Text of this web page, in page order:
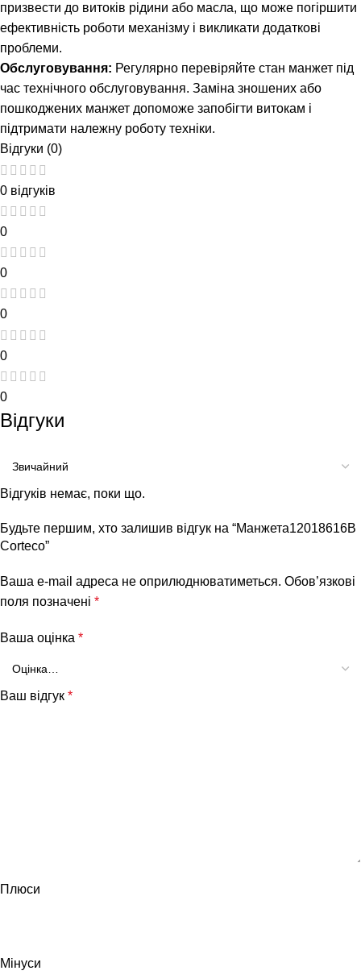
призвести до витоків рідини або масла, що може погіршити
ефективність роботи механізму і викликати додаткові
проблеми.
Обслуговування: Регулярно перевіряйте стан манжет під
час технічного обслуговування. Заміна зношених або
пошкоджених манжет допоможе запобігти витокам і
підтримати належну роботу техніки.
Відгуки (0)
0 відгуків
0
0
0
0
0
Відгуки
Відгуків немає, поки що.
Будьте першим, хто залишив відгук на “Манжета12018616B
Corteco”
Ваша e-mail адреса не оприлюднюватиметься. Обов’язкові
поля позначені *
Ваша оцінка *
Ваш відгук *
Плюси
Мінуси